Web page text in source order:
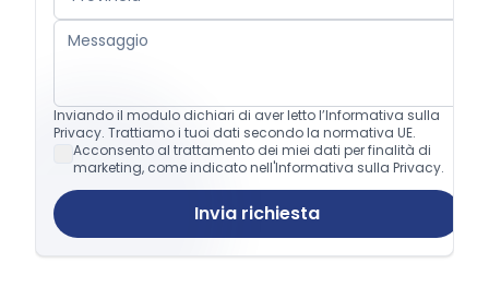
Inviando il modulo dichiari di aver letto l’Informativa sulla
Privacy. Trattiamo i tuoi dati secondo la normativa UE.
Acconsento al trattamento dei miei dati per finalità di
marketing, come indicato nell'Informativa sulla Privacy.
Invia richiesta